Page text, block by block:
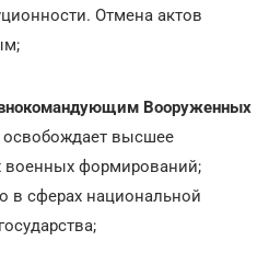
Отмена актов
Вооруженных
освобождает высшее
военных формирований;
в сферах национальной